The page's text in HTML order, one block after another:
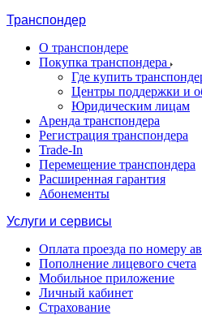
Транспондер
О транспондере
Покупка транспондера
Где купить
Центры поддержки и
Юридическим лицам
Аренда транспондера
Регистрация транспондера
Trade-In
Перемещение транспондера
Расширенная гарантия
Абонементы
Услуги и сервисы
Оплата проезда по номеру
Пополнение лицевого счета
Мобильное приложение
Личный кабинет
Страхование